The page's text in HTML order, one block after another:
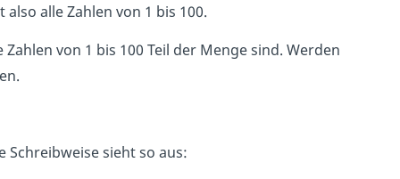
alle Zahlen von 1 bis 100.
von 1 bis 100 Teil der Menge sind. Werden
sieht so aus: